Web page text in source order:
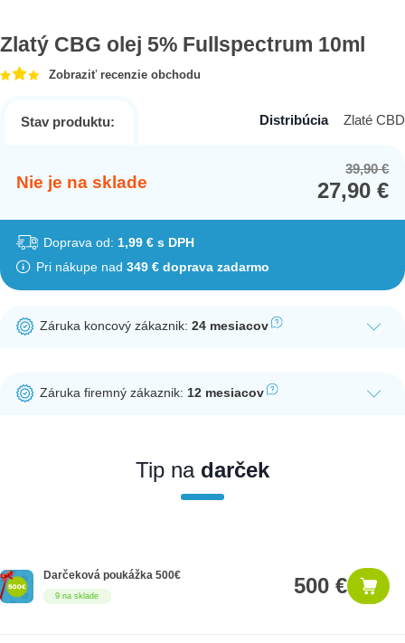
Zlatý CBG olej 5% Fullspectrum 10ml
Zobraziť recenzie obchodu
Stav produktu: Distribúcia Zlaté CBD
Nie je na sklade
39,90€
27,90€
Doprava od: 1,99 € s DPH
Pri nákupe nad 349 € doprava zadarmo
Záruka koncový zákaznik:24 mesiacov
potrebná registrácia zákazníckeho účtu.
Záruka firemný zákaznik:12 mesiacov
nakupovať ako firemný zákazník, musíte sa pred nákupom
registrovať. Registrácia podlieha overeniu.
Tip nadarček
9 na sklade
Darčeková poukážka 500€ 500 €